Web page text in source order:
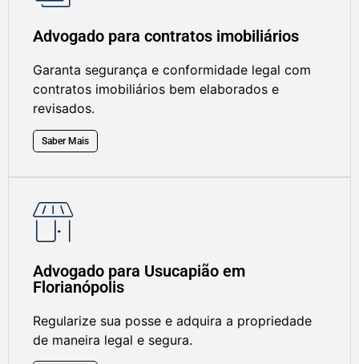
Advogado para contratos imobiliários
Garanta segurança e conformidade legal com
contratos imobiliários bem elaborados e
revisados.
Saber Mais
Advogado para Usucapião em
Florianópolis
Regularize sua posse e adquira a propriedade
de maneira legal e segura.